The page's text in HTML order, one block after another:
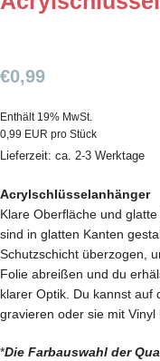
€0,99
Enthält 19% MwSt.
0,99 EUR pro Stück
Lieferzeit: ca. 2-3 Werktage
Acrylschlüsselanhänger
Klare Oberfläche und
sind in glatten Kanten
Schutzschicht überzogen,
Folie abreißen und du
klarer Optik. Du kannst auf
gravieren oder sie mit Vinyl
*Die Farbauswahl der